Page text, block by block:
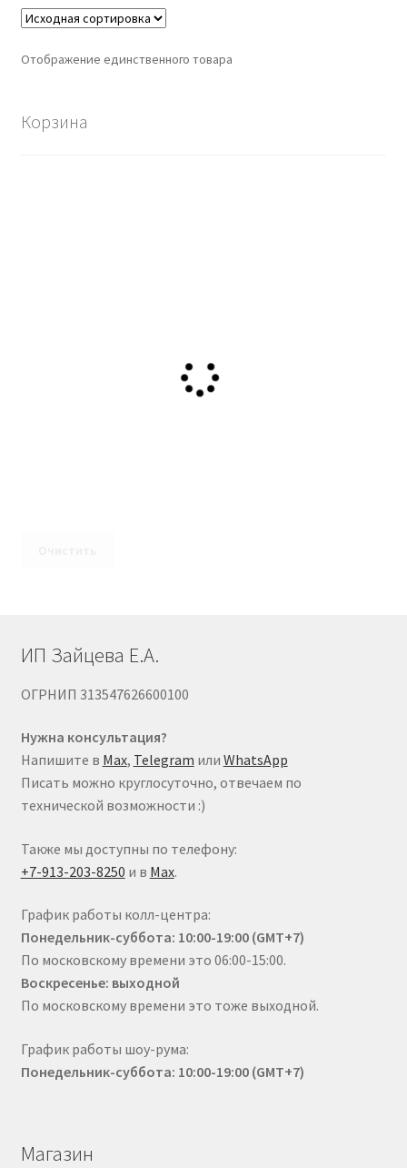
выбрать
Отображение единственного товара
Корзина
ИП Зайцева Е.А.
ОГРНИП 313547626600100
Нужна консультация?
Напишите в Max, Telegram или WhatsApp
Писать можно круглосуточно, отвечаем по
технической возможности :)
Также мы доступны по телефону:
+7-913-203-8250 и в Max.
График работы колл-центра:
Понедельник-суббота: 10:00-19:00 (GMT+7)
По московскому времени это 06:00-15:00.
Воскресенье: выходной
По московскому времени это тоже выходной.
График работы шоу-рума:
Понедельник-суббота: 10:00-19:00 (GMT+7)
Магазин